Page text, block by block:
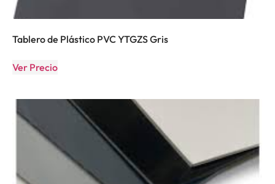
Tablero de Plástico PVC YTGZS Gris
Ver Precio